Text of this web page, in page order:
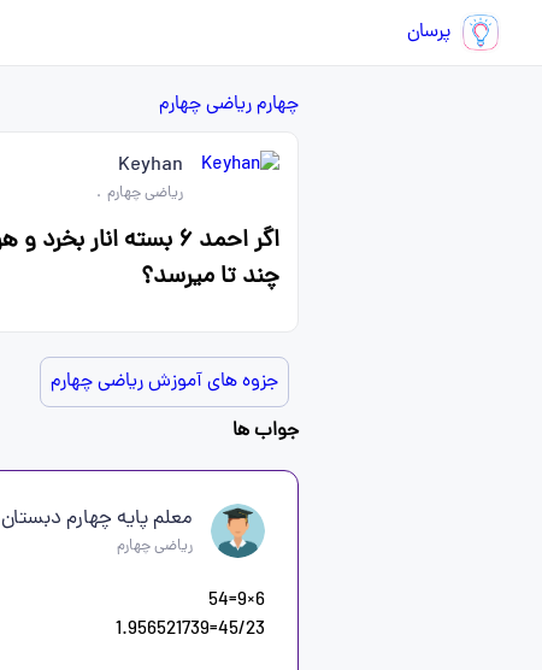
پرسان
چهارمریاضی چهارم
Keyhan
ریاضی چهارم .
چند تا میرسد؟
جزوه های آموزش ریاضی چهارم
جواب ها
معلم پایه چهارم دبستان
ریاضی چهارم
45/23=1.956521739